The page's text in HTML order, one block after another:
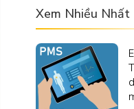
Xem Nhiều Nhất